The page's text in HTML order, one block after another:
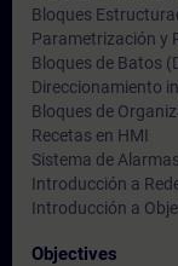
Bloques
Parametrización y
Bloques de Batos
Direccionamiento
Bloques de
Recetas en HMI
Sistema de
Introducción a
Introducción a
Objectives